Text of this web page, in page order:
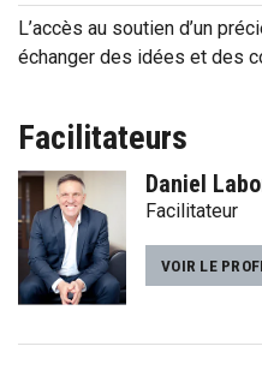
L’accès au soutien d’un
échanger des idées et des
Facilitateurs
Daniel
Facilitateur
VOIR LE